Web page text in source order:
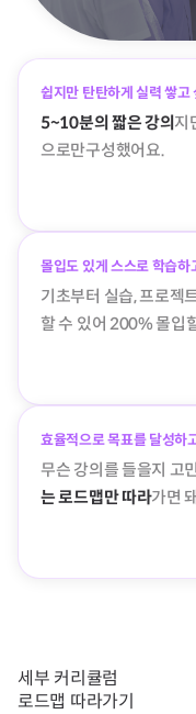
쉽지만 탄탄하게 실력 쌓고
5~10분의 짧은 강의지
으로만구성했어요.
몰입도 있게 스스로 학습하
기초부터 실습, 프로젝
할 수 있어 200% 몰입
효율적으로 목표를 달성하
무슨 강의를 들을지 고
는 로드맵만 따라가면
세부 커리큘럼
로드맵 따라가기